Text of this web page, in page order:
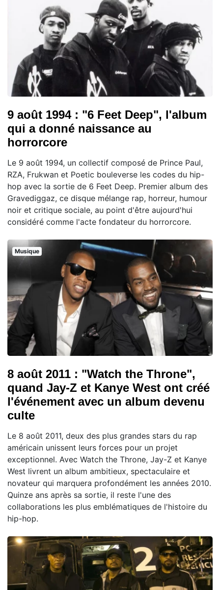
9 août 1994 : "6 Feet Deep", l'album
qui a donné naissance au
horrorcore
Le 9 août 1994, un collectif composé de Prince Paul,
RZA, Frukwan et Poetic bouleverse les codes du hip-
hop avec la sortie de 6 Feet Deep. Premier album des
Gravediggaz, ce disque mélange rap, horreur, humour
noir et critique sociale, au point d'être aujourd'hui
considéré comme l'acte fondateur du horrorcore.
Musique
8 août 2011 : "Watch the Throne",
quand Jay-Z et Kanye West ont créé
l'événement avec un album devenu
culte
Le 8 août 2011, deux des plus grandes stars du rap
américain unissent leurs forces pour un projet
exceptionnel. Avec Watch the Throne, Jay-Z et Kanye
West livrent un album ambitieux, spectaculaire et
novateur qui marquera profondément les années 2010.
Quinze ans après sa sortie, il reste l'une des
collaborations les plus emblématiques de l'histoire du
hip-hop.